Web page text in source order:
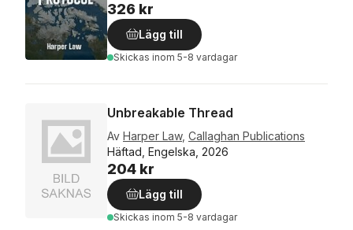
326 kr
Lägg till
Skickas inom 5-8 vardagar
Unbreakable Thread
Av Harper Law, Callaghan Publications
Häftad, Engelska, 2026
204 kr
Lägg till
Skickas inom 5-8 vardagar